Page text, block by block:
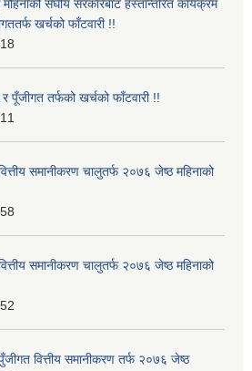
संघीय सरकारबाट हस्तान्तरित कार्यक्रम
खर्चको फाँटवारी !!
तर्फको खर्चको फाँटवारी !!
समानीकरण चालुतर्फ २०७६ जेष्ठ महिनाको
समानीकरण चालुतर्फ २०७६ जेष्ठ महिनाको
वित्तीय समानीकरण तर्फ २०७६ जेष्ठ